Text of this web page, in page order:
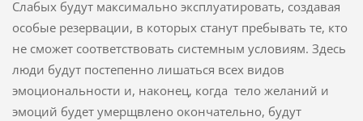
Слабых будут максимально эксплуатировать, создавая
особые резервации, в которых станут пребывать те, кто
не сможет соответствовать системным условиям. Здесь
люди будут постепенно лишаться всех видов
эмоциональности и, наконец, когда тело желаний и
эмоций будет умерщвлено окончательно, будут